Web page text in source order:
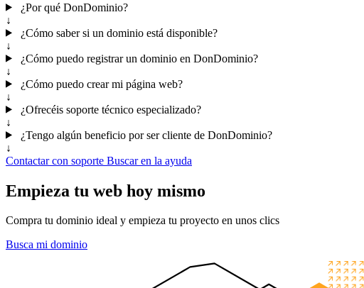
¿Por qué DonDominio?
↓
¿Cómo saber si un dominio está disponible?
↓
¿Cómo puedo registrar un dominio en DonDominio?
↓
¿Cómo puedo crear mi página web?
↓
¿Ofrecéis soporte técnico especializado?
↓
¿Tengo algún beneficio por ser cliente de DonDominio?
↓
Contactar con soporte Buscar en la ayuda
Empieza tu web hoy mismo
Compra tu dominio ideal y empieza tu proyecto en unos clics
Busca mi dominio